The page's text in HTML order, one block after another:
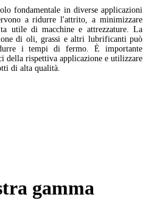
fondamentale in diverse applicazioni
a ridurre l'attrito, a minimizzare
utile di macchine e attrezzature. La
di oli, grassi e altri lubrificanti può
i tempi di fermo. È importante
della rispettiva applicazione e utilizzare
di alta qualità.
gamma